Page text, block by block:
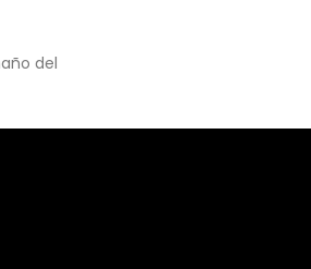
del